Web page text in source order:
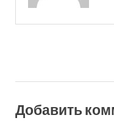
Добавить